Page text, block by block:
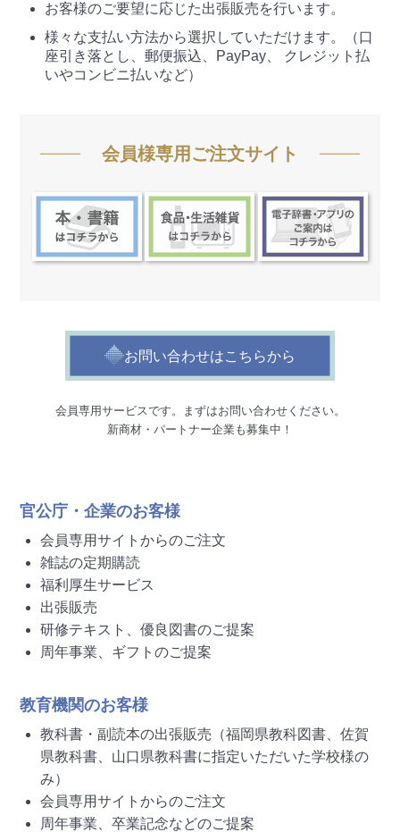
お客様のご要望に応じた出張販売を行います。
様々な支払い方法から選択していただけます。（口
座引き落とし、郵便振込、PayPay、 クレジット払
いやコンビニ払いなど）
会員様専用ご注文サイト
お問い合わせはこちらから
会員専用サービスです。まずはお問い合わせください。
新商材・パートナー企業も募集中！
官公庁・企業のお客様
会員専用サイトからのご注文
雑誌の定期購読
福利厚生サービス
出張販売
研修テキスト、優良図書のご提案
周年事業、ギフトのご提案
教育機関のお客様
教科書・副読本の出張販売（福岡県教科図書、佐賀
県教科書、山口県教科書に指定いただいた学校様の
み）
会員専用サイトからのご注文
周年事業、卒業記念などのご提案